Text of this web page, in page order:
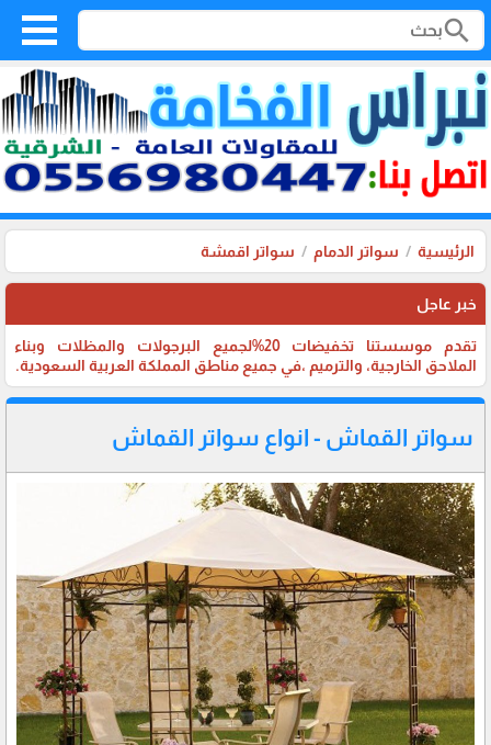
search
الرئيسية سواتر الدمام سواتر اقمشة
خبر عاجل
تقدم موسستنا تخفيضات 20%لجميع البرجولات والمظلات وبناء
الملاحق الخارجية، والترميم ،في جميع مناطق المملكة العربية السعودية.
سواتر القماش - انواع سواتر القماش